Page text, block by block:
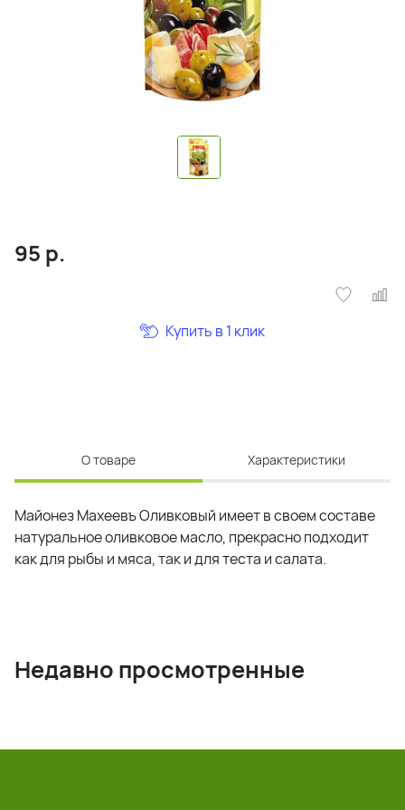
95 р.
Купить в 1 клик
О товаре Характеристики
Майонез Махеевъ Оливковый имеет в своем составе
натуральное оливковое масло, прекрасно подходит
как для рыбы и мяса, так и для теста и салата.
Недавно просмотренные